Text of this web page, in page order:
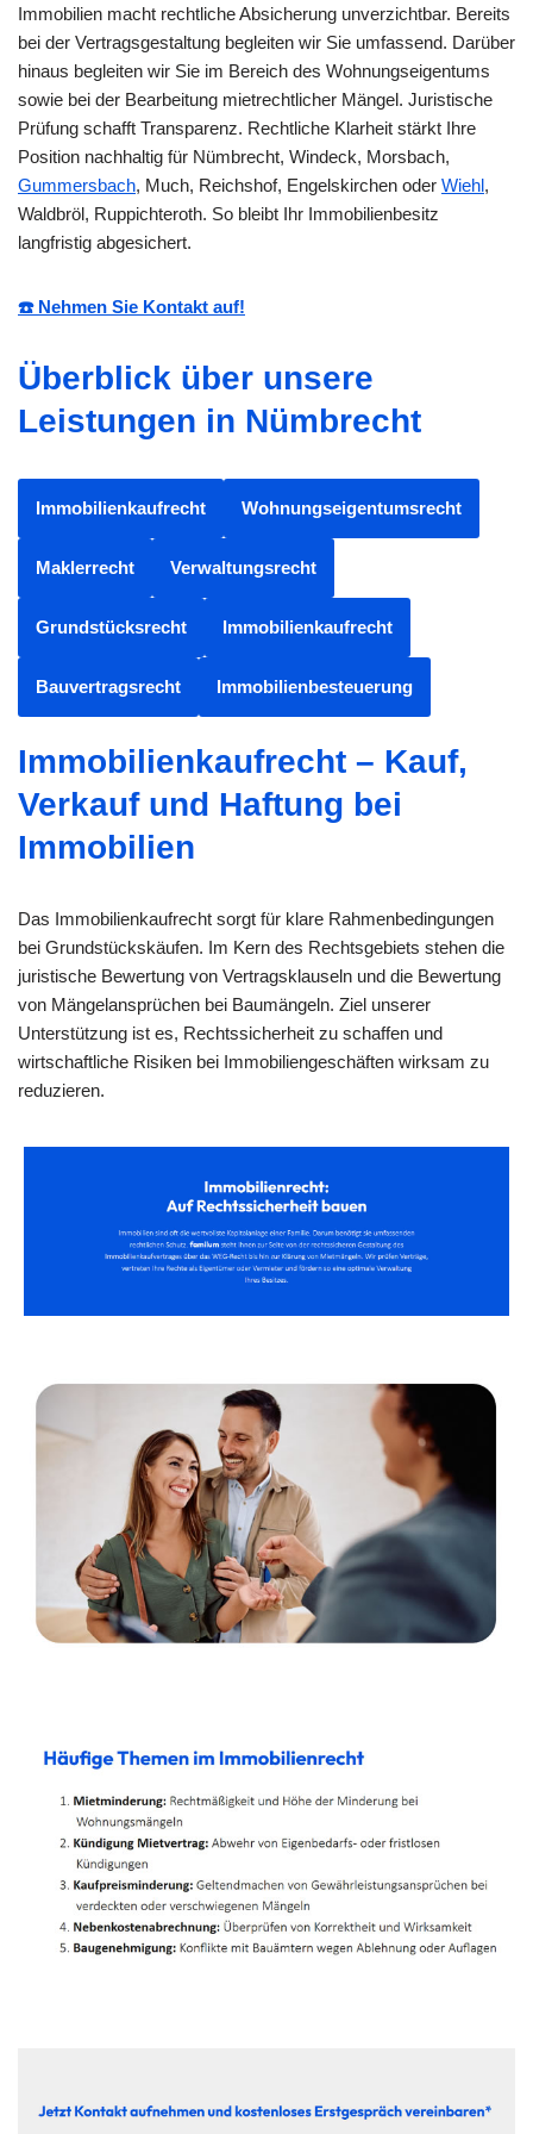
Immobilien macht rechtliche Absicherung unverzichtbar. Bereits
bei der Vertragsgestaltung begleiten wir Sie umfassend. Darüber
hinaus begleiten wir Sie im Bereich des Wohnungseigentums
sowie bei der Bearbeitung mietrechtlicher Mängel. Juristische
Prüfung schafft Transparenz. Rechtliche Klarheit stärkt Ihre
Position nachhaltig für Nümbrecht, Windeck, Morsbach,
Gummersbach, Much, Reichshof, Engelskirchen oder Wiehl,
Waldbröl, Ruppichteroth. So bleibt Ihr Immobilienbesitz
langfristig abgesichert.
☎️ Nehmen Sie Kontakt auf!
Überblick über unsere
Leistungen in Nümbrecht
Immobilienkaufrecht Wohnungseigentumsrecht
Maklerrecht Verwaltungsrecht
Grundstücksrecht Immobilienkaufrecht
Bauvertragsrecht Immobilienbesteuerung
Immobilienkaufrecht – Kauf,
Verkauf und Haftung bei
Immobilien
Das Immobilienkaufrecht sorgt für klare Rahmenbedingungen
bei Grundstückskäufen. Im Kern des Rechtsgebiets stehen die
juristische Bewertung von Vertragsklauseln und die Bewertung
von Mängelansprüchen bei Baumängeln. Ziel unserer
Unterstützung ist es, Rechtssicherheit zu schaffen und
wirtschaftliche Risiken bei Immobiliengeschäften wirksam zu
reduzieren.